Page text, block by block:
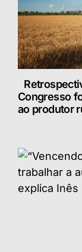
Congresso
ao produtor